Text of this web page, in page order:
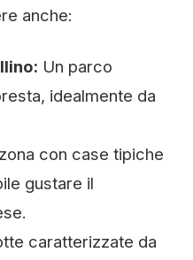
anche:
Un parco
idealmente da
con case tipiche
gustare il
caratterizzate da